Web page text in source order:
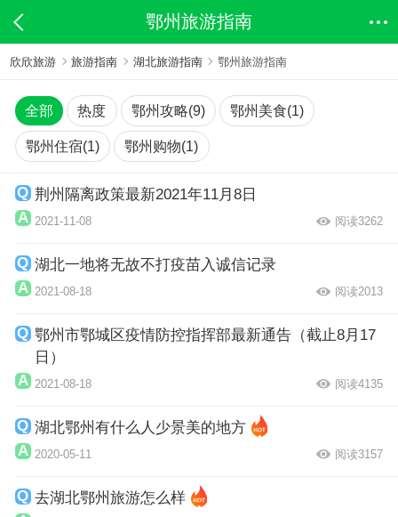
鄂州旅游指南
欣欣旅游 旅游指南 湖北旅游指南 鄂州旅游指南
全部 热度 鄂州攻略(9) 鄂州美食(1)
鄂州住宿(1) 鄂州购物(1)
荆州隔离政策最新2021年11月8日
2021-11-08 阅读3262
湖北一地将无故不打疫苗入诚信记录
2021-08-18 阅读2013
鄂州市鄂城区疫情防控指挥部最新通告（截止8月17
日）
2021-08-18 阅读4135
湖北鄂州有什么人少景美的地方
2020-05-11 阅读3157
去湖北鄂州旅游怎么样